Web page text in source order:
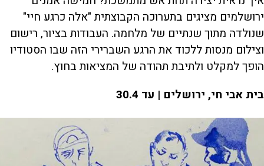
ירושלמים מציגים בתערוכה הקבוצתית "אלה כרגע חיי"
שנולדה מתוך שנתיים של מלחמה. העבודות בציור, רישום
וצילום מנסות ללכוד את הרגע השברירי הזה שבו הסטודיו
הופך למקלט ולתיבת תהודה של המציאות בחוץ.
בית אבי חי, ירושלים | עד 30.4